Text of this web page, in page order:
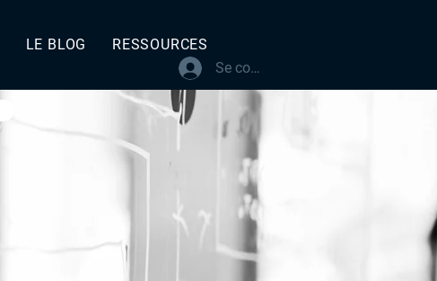
LE BLOG
RESSOURCES
Se connecter